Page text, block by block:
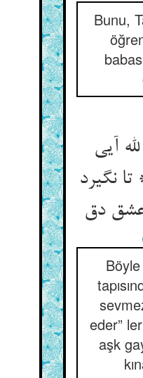
Bunu,
آیی
نگیرد
eder”
aşk